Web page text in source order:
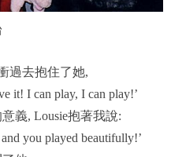
過去抱住了她,
it! I can play, I can play!’
義, Lousie抱著我說:
you played beautifully!’